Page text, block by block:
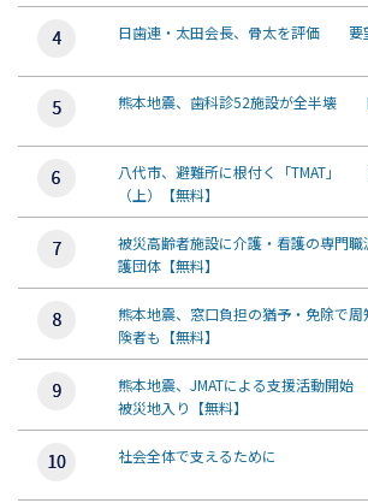
日歯連・太田会長、骨太を評価 要
熊本地震、歯科診52施設が全半壊
八代市、避難所に根付く「TMAT」
（上）【無料】
被災高齢者施設に介護・看護の専
護団体【無料】
熊本地震、窓口負担の猶予・免除
険者も【無料】
熊本地震、JMATによる支援活動開
被災地入り【無料】
社会全体で支えるために